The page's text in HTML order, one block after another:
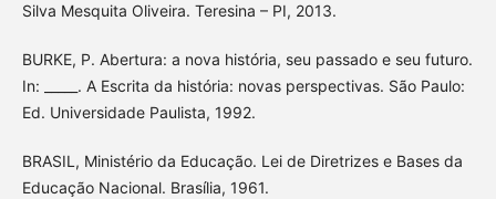
Silva Mesquita Oliveira. Teresina – PI, 2013.
BURKE, P. Abertura: a nova história, seu passado e seu futuro.
In: _____. A Escrita da história: novas perspectivas. São Paulo:
Ed. Universidade Paulista, 1992.
BRASIL, Ministério da Educação. Lei de Diretrizes e Bases da
Educação Nacional. Brasília, 1961.